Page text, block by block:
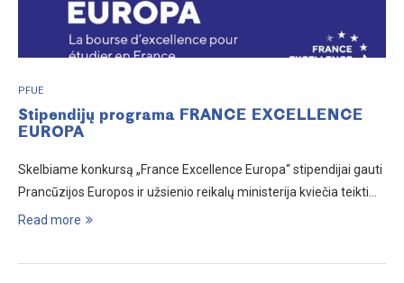
PFUE
Stipendijų programa FRANCE EXCELLENCE
EUROPA
Skelbiame konkursą „France Excellence Europa“ stipendijai gauti
Prancūzijos Europos ir užsienio reikalų ministerija kviečia teikti…
Read more